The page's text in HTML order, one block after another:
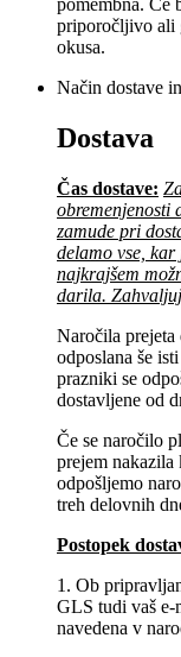
pomembna. Če
priporočljivo ali
okusa.
Način dostave
Dostava
Čas dostave:
obremenjenosti
zamude pri
delamo vse,
najkrajšem
darila.
Naročila prejeta
odposlana še
prazniki se
dostavljene od
Če se naročilo
prejem nakazila
odpošljemo
treh delovnih
Postopek
1. Ob
GLS tudi vaš e-
navedena v